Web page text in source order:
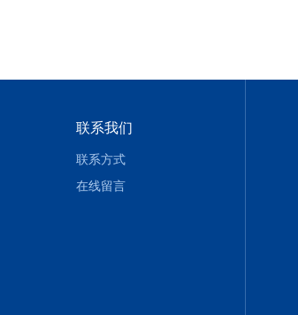
联系我们
联系方式
在线留言